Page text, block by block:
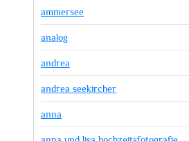
ammersee
analog
andrea
andrea seekircher
anna